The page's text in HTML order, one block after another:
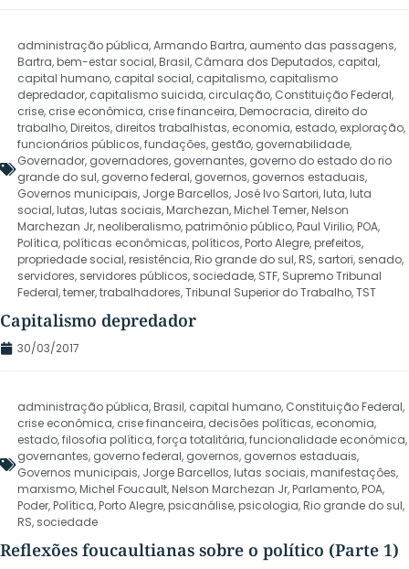
administração pública,Armando Bartra, aumento das passagens,
Bartra,bem-estar social,Brasil, Câmara dos Deputados, capital,
capital humano, capital social, capitalismo, capitalismo
depredador, capitalismo suicida, circulação, Constituição Federal,
crise, crise econômica, crise financeira,Democracia, direito do
trabalho,Direitos, direitos trabalhistas, economia, estado, exploração,
funcionários públicos,fundações, gestão, governabilidade,
Governador, governadores, governantes, governo do estado do rio
grande do sul, governo federal, governos, governos estaduais,
Governos municipais, Jorge Barcellos, José Ivo Sartori,luta,luta
social,lutas,lutas sociais,Marchezan,Michel Temer,Nelson
Marchezan Jr,neoliberalismo,patrimônio público,Paul Virilio,POA,
Política,políticas econômicas,políticos,Porto Alegre,prefeitos,
propriedade social,resistência,Rio grande do sul,RS, sartori, senado,
servidores, servidores públicos, sociedade, STF, Supremo Tribunal
Federal,temer,trabalhadores,Tribunal Superior do Trabalho,TST
Capitalismo depredador
30/03/2017
administração pública,Brasil, capital humano, Constituição Federal,
crise econômica, crise financeira, decisões políticas, economia,
estado,filosofia política,força totalitária,funcionalidade econômica,
governantes, governo federal, governos, governos estaduais,
Governos municipais, Jorge Barcellos,lutas sociais,manifestações,
marxismo,Michel Foucault,Nelson Marchezan Jr,Parlamento,POA,
Poder,Política,Porto Alegre,psicanálise,psicologia,Rio grande do sul,
RS, sociedade
Reflexões foucaultianas sobre o político (Parte 1)